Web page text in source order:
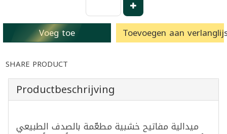
Voeg toe Toevoegen aan
SHARE PRODUCT
Productbeschrijving
ميدالية مفاتيح خشبية مطعّمة بالصدف الطبيعي